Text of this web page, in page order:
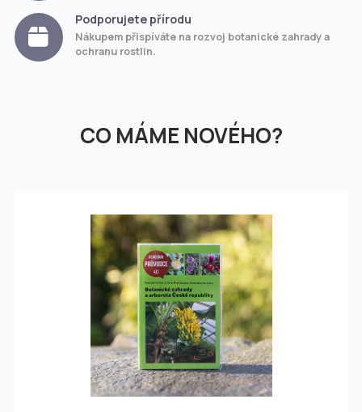
Podporujete přírodu
Nákupem přispíváte na rozvoj botanické zahrady a
ochranu rostlin.
CO MÁME NOVÉHO?